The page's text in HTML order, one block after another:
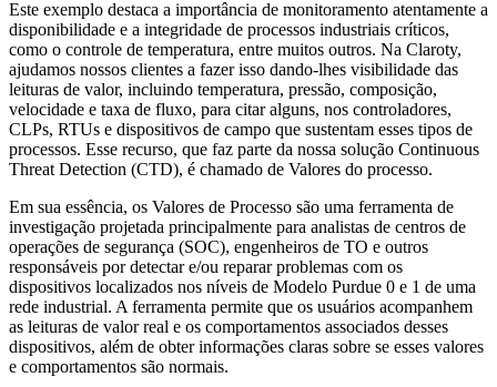
Este exemplo destaca a importância de monitoramento atentamente a
disponibilidade e a integridade de processos industriais críticos,
como o controle de temperatura, entre muitos outros. Na Claroty,
ajudamos nossos clientes a fazer isso dando-lhes visibilidade das
leituras de valor, incluindo temperatura, pressão, composição,
velocidade e taxa de fluxo, para citar alguns, nos controladores,
CLPs, RTUs e dispositivos de campo que sustentam esses tipos de
processos. Esse recurso, que faz parte da nossa solução Continuous
Threat Detection (CTD), é chamado de Valores do processo.
Em sua essência, os Valores de Processo são uma ferramenta de
investigação projetada principalmente para analistas de centros de
operações de segurança (SOC), engenheiros de TO e outros
responsáveis por detectar e/ou reparar problemas com os
dispositivos localizados nos níveis de Modelo Purdue 0 e 1 de uma
rede industrial. A ferramenta permite que os usuários acompanhem
as leituras de valor real e os comportamentos associados desses
dispositivos, além de obter informações claras sobre se esses valores
e comportamentos são normais.